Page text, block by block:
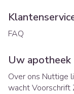
FAQ
Uw apotheek
Over ons Nuttige
wachtVoorschrift